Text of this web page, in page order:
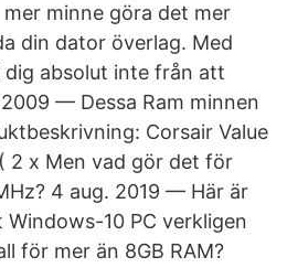
mer minne göra det mer
din dator överlag. Med
absolut inte från att
— Dessa Ram minnen
Corsair Value
2 x Men vad gör det för
4 aug. 2019 — Här är
10 PC verkligen
för mer än 8GB RAM?